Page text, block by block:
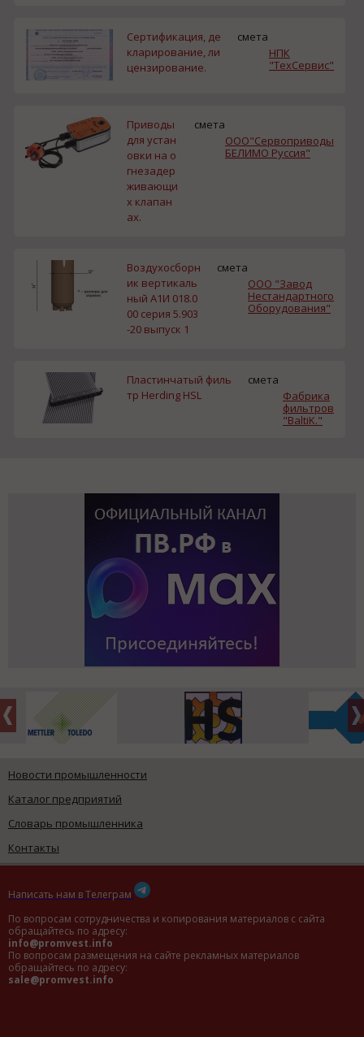
Сертификация, де
кларирование, ли
цензирование.
смета
НПК
"ТехСервис"
Приводы
для устан
овки на о
гнезадер
живающи
х клапан
ах.
смета
ООО"Сервоприводы
БЕЛИМО Руссия"
Воздухосборн
ик вертикаль
ный А1И 018.0
00 серия 5.903
-20 выпуск 1
смета
ООО "Завод
Нестандартного
Оборудования"
Пластинчатый филь
тр Herding HSL
смета
Фабрика
фильтров
"BaltiK."
Новости промышленности
Каталог предприятий
Словарь промышленника
Контакты
Написать нам в Телеграм
По вопросам сотрудничества и копирования материалов с сайта
обращайтесь по адресу:
info@promvest.info
По вопросам размещения на сайте рекламных материалов
обращайтесь по адресу:
sale@promvest.info